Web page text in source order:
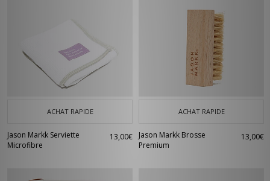
ACHAT RAPIDE
Jason Markk Serviette
Microfibre
13,00€
ACHAT RAPIDE
Jason Markk Brosse
Premium
13,00€